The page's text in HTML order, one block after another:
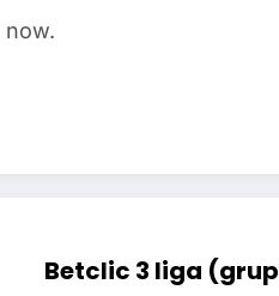
now.
Betclic 3 liga